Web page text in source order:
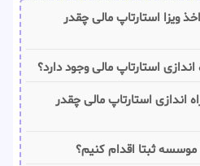
ویزا استارتاپ مالی چقدر
استارتاپ مالی وجود دارد؟
اندازی استارتاپ مالی چقدر
موسسه ثبتا اقدام کنیم؟